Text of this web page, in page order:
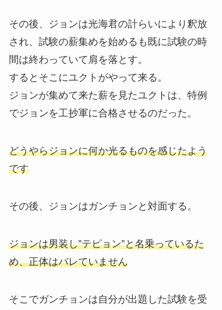
その後、ジョンは光海君の計らいにより釈放
され、試験の薪集めを始めるも既に試験の時
間は終わっていて肩を落とす。
するとそこにユクトがやって来る。
ジョンが集めて来た薪を見たユクトは、特例
でジョンを工抄軍に合格させるのだった。
どうやらジョンに何か光るものを感じたよう
です
その後、ジョンはガンチョンと対面する。
ジョンは男装し”テピョン”と名乗っているた
め、正体はバレていません
そこでガンチョンは自分が出題した試験を受